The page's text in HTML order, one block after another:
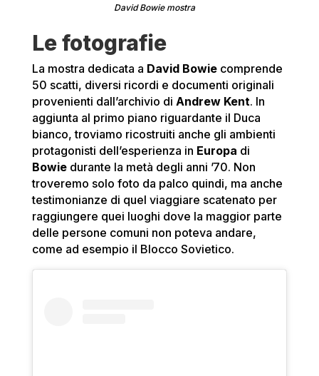
David Bowie mostra
Le fotografie
La mostra dedicata a David Bowiecomprende
50 scatti, diversi ricordi e documenti originali
provenienti dall’archivio di Andrew Kent. In
aggiunta al primo piano riguardante il Duca
bianco, troviamo ricostruiti anche gli ambienti
protagonisti dell’esperienza in Europa di
Bowiedurante la metà degli anni ’70. Non
troveremo solo foto da palco quindi, ma anche
testimonianze di quel viaggiare scatenato per
raggiungere quei luoghi dove la maggior parte
delle persone comuni non poteva andare,
come ad esempio il Blocco Sovietico.